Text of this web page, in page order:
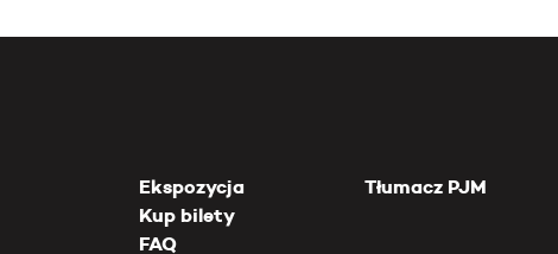
Ekspozycja
Kup bilety
FAQ
Tłumacz PJM